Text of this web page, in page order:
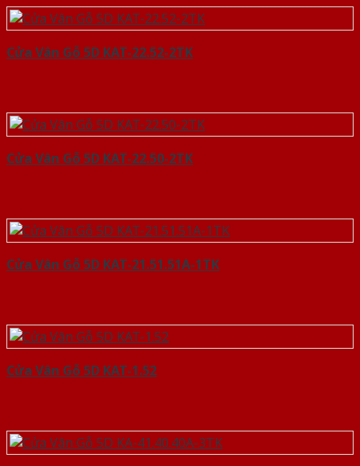
Cửa Vân Gỗ 5D KAT-22.52-2TK
Cửa Vân Gỗ 5D KAT-22.50-2TK
Cửa Vân Gỗ 5D KAT-21.51.51A-1TK
Cửa Vân Gỗ 5D KAT-1.52